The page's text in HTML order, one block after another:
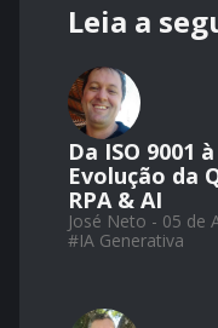
Leia a
Da ISO 9001
Evolução da
RPA & AI
José Neto - 05 de
#IA Generativa